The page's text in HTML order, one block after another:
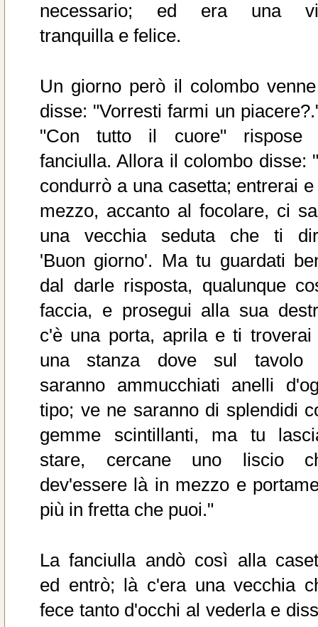
necessario; ed era una
tranquilla e felice.
Un giorno però il colombo
disse: "Vorresti farmi un
"Con tutto il cuore" rispose
fanciulla. Allora il colombo disse:
condurrò a una casetta; entrerai
mezzo, accanto al focolare, ci
una vecchia seduta che ti
'Buon giorno'. Ma tu guardati
dal darle risposta, qualunque
faccia, e prosegui alla sua
c'è una porta, aprila e ti troverai
una stanza dove sul tavolo
saranno ammucchiati anelli
tipo; ve ne saranno di splendidi
gemme scintillanti, ma tu
stare, cercane uno liscio
dev'essere là in mezzo e
più in fretta che puoi."
La fanciulla andò così alla
ed entrò; là c'era una vecchia
fece tanto d'occhi al vederla e